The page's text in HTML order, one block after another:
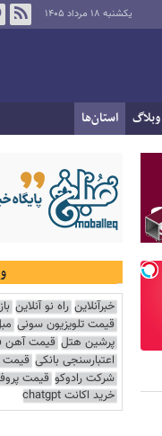
یکشنبه ۱۸ مرداد ۱۴۰۵
وبلاگ استان‌ها
خبرآنلاین راه نو آنلاین
قیمت تلویزیون سونی
پرشین هتل قیمت آهن
اعتبارسنجی بانکی قیمت
شرکت رادوکو قیمت
خرید اکانت chatgpt